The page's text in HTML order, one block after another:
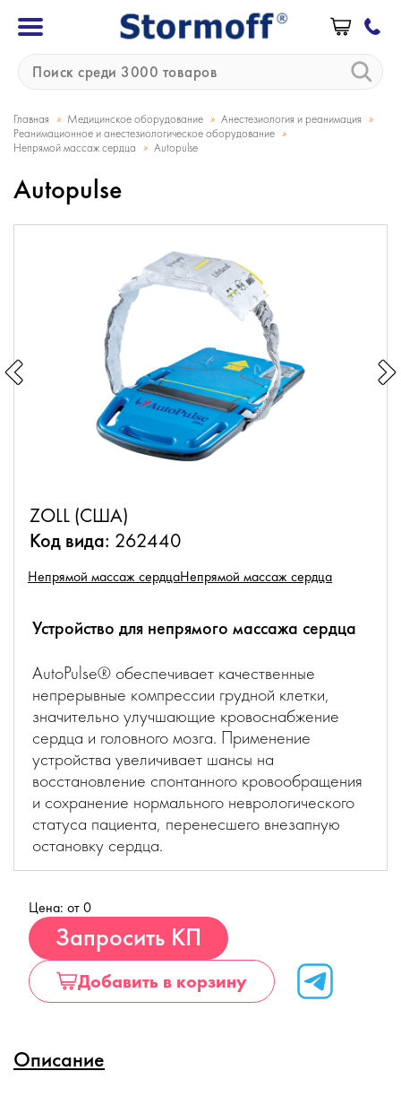
Главная » Медицинское оборудование » Анестезиология и реанимация »
Реанимационное и анестезиологическое оборудование »
Непрямой массаж сердца » Autopulse
Autopulse
ZOLL (США)
Код вида: 262440
Непрямой массаж сердцаНепрямой массаж сердца
Устройство для непрямого массажа сердца
AutoPulse® обеспечивает качественные
непрерывные компрессии грудной клетки,
значительно улучшающие кровоснабжение
сердца и головного мозга. Применение
устройства увеличивает шансы на
восстановление спонтанного кровообращения
и сохранение нормального неврологического
статуса пациента, перенесшего внезапную
остановку сердца.
Цена: от 0
Запросить КП
Добавить в корзину
Описание